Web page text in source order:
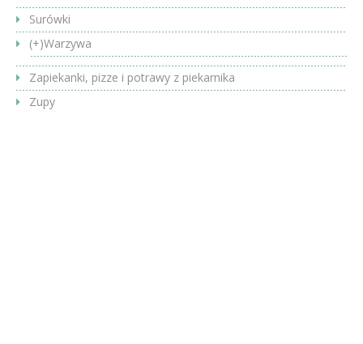
Surówki
(+)Warzywa
Zapiekanki, pizze i potrawy z piekarnika
Zupy